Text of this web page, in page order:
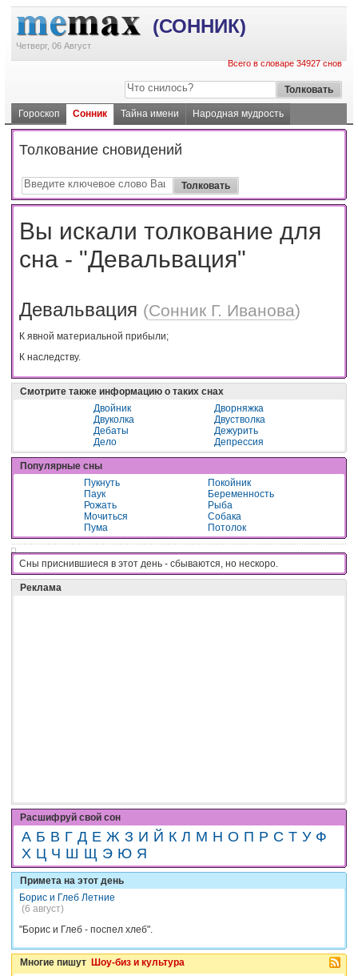
(СОННИК)
Четверг, 06 Август
Всего в словаре 34927 снов
Гороскоп Сонник Тайна имени Народная мудрость
Толкование сновидений
Вы искали толкование для
сна - "Девальвация"
Девальвация (Сонник Г. Иванова)
К явной материальной прибыли;
К наследству.
Смотрите также информацию о таких снах
Двойник
Дворняжка
Двуколка
Двустволка
Дебаты
Дежурить
Дело
Депрессия
Популярные сны
Пукнуть
Покойник
Паук
Беременность
Рожать
Рыба
Мочиться
Собака
Пума
Потолок
Сны приснившиеся в этот день - cбывaютcя, нo нecкopo.
Реклама
Расшифруй свой сон
А Б В Г Д Е Ж З И Й К Л М Н О П Р С Т У Ф
Х Ц Ч Ш Щ Э Ю Я
Примета на этот день
Борис и Глеб Летние
(6 август)
"Борис и Глеб - поспел хлеб".
Многие пишут Шоу-биз и культура